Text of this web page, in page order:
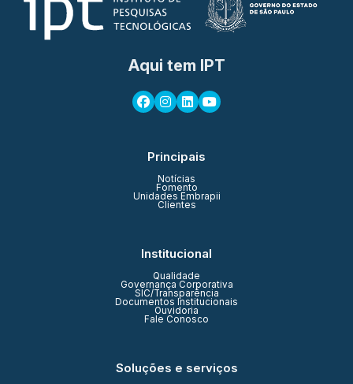
Aqui tem IPT
Principais
Notícias
Fomento
Unidades Embrapii
Clientes
Institucional
Qualidade
Governança Corporativa
SIC/Transparência
Documentos Institucionais
Ouvidoria
Fale Conosco
Soluções e serviços